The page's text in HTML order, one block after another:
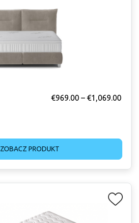
€969.00 – €1,069.00
ZOBACZ PRODUKT